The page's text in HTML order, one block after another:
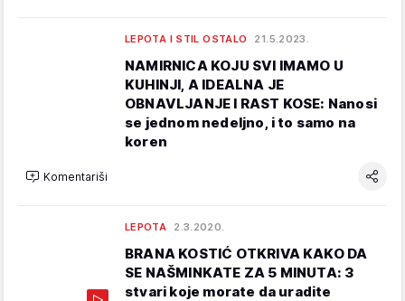
LEPOTA I STIL OSTALO 21.5.2023.
NAMIRNICA KOJU SVI IMAMO U
KUHINJI, A IDEALNA JE
OBNAVLJANJE I RAST KOSE: Nanosi
se jednom nedeljno, i to samo na
koren
Komentariši
LEPOTA 2.3.2020.
BRANA KOSTIĆ OTKRIVA KAKO DA
SE NAŠMINKATE ZA 5 MINUTA: 3
stvari koje morate da uradite